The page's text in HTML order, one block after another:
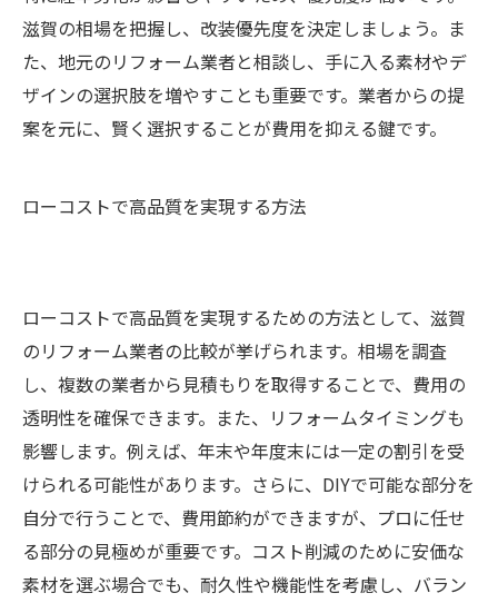
滋賀の相場を把握し、改装優先度を決定しましょう。ま
た、地元のリフォーム業者と相談し、手に入る素材やデ
ザインの選択肢を増やすことも重要です。業者からの提
案を元に、賢く選択することが費用を抑える鍵です。
ローコストで高品質を実現する方法
ローコストで高品質を実現するための方法として、滋賀
のリフォーム業者の比較が挙げられます。相場を調査
し、複数の業者から見積もりを取得することで、費用の
透明性を確保できます。また、リフォームタイミングも
影響します。例えば、年末や年度末には一定の割引を受
けられる可能性があります。さらに、DIYで可能な部分を
自分で行うことで、費用節約ができますが、プロに任せ
る部分の見極めが重要です。コスト削減のために安価な
素材を選ぶ場合でも、耐久性や機能性を考慮し、バラン